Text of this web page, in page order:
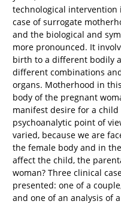
technological intervention
case of surrogate
and the biological and
more pronounced. It
birth to a different bodily
different combinations
organs. Motherhood in
body of the pregnant
manifest desire for a
psychoanalytic point of
varied, because we are
the female body and in
affect the child, the
woman? Three clinical
presented: one of a
and one of an analysis of